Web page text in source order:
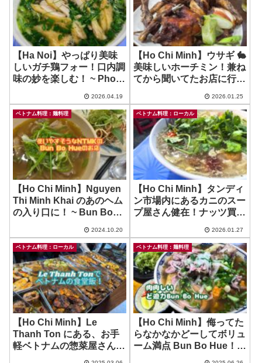
【Ha Noi】やっぱり美味
しいガチ鶏フォー！口内調
味の妙を楽しむ！ ~ Pho
2026.04.19
【Ho Chi Minh】ウサギ 🐇
美味しいホーチミン！兼ね
てから聞いてたお店に行っ
Manh Quy
2026.01.25
ベトナム料理：麺料理
【Ho Chi Minh】Nguyen
Thi Minh Khai のあのヘム
の入り口に！ ~ Bun Bo
2024.10.20
ベトナム料理：ローカル
【Ho Chi Minh】タンディ
ン市場内にあるカニのスー
プ屋さん健在！ナッツ買い
す？ ~ Lien Sup Cua
2026.01.27
ベトナム料理：ローカル
【Ho Chi Minh】Le
Thanh Ton にある、お手
軽ベトナムの惣菜屋さん！
ベトナム料理：麺料理
【Ho Chi Minh】侮ってた
らなかなかどーしてボリュ
ーム満点 Bun Bo Hue！ ~